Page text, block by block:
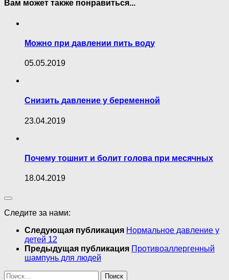
Вам может также понравиться...
Можно при давлении пить воду
05.05.2019
Снизить давление у беременной
23.04.2019
Почему тошнит и болит голова при месячных
18.04.2019
Следите за нами:
Следующая публикация Нормальное давление у
детей 12
Предыдущая публикация Противоаллергенный
шампунь для людей
Найти: